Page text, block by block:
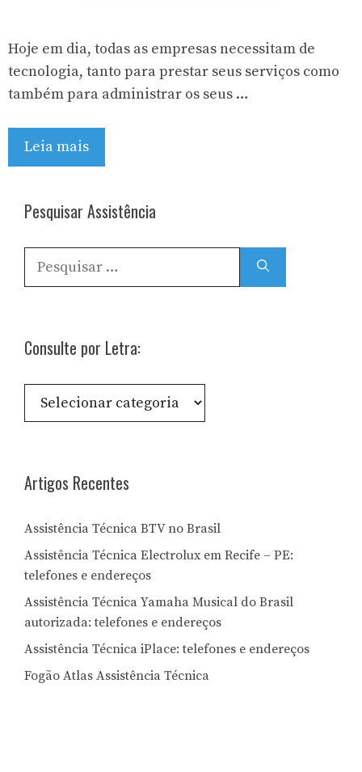
Hoje em dia, todas as empresas necessitam de
tecnologia, tanto para prestar seus serviços como
também para administrar os seus …
Leia mais
Pesquisar Assistência
Pesquisar
por:
Consulte por Letra:
Consulte
Artigos Recentes
Assistência Técnica BTV no Brasil
Assistência Técnica Electrolux em Recife – PE:
telefones e endereços
Assistência Técnica Yamaha Musical do Brasil
autorizada: telefones e endereços
Assistência Técnica iPlace: telefones e endereços
Fogão Atlas Assistência Técnica